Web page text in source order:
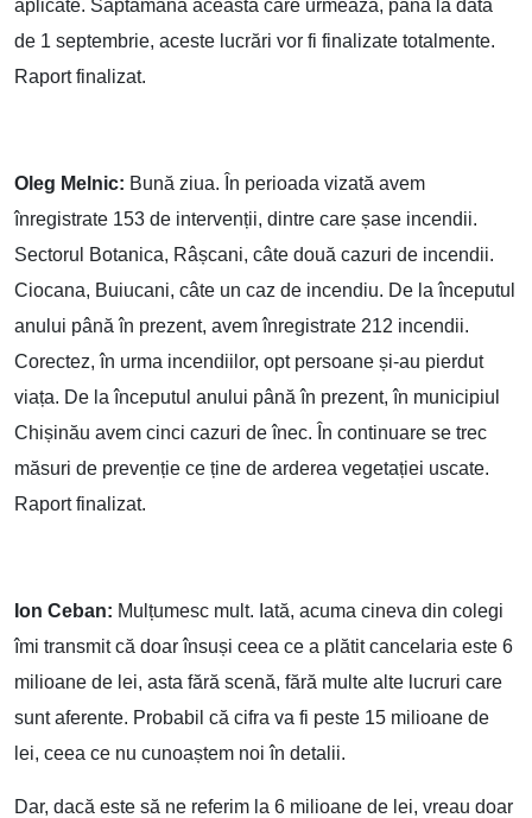
aplicate. Săptămâna aceasta care urmează, până la data
de 1 septembrie, aceste lucrări vor fi finalizate totalmente.
Raport finalizat.
Oleg Melnic: Bună ziua. În perioada vizată avem
înregistrate 153 de intervenții, dintre care șase incendii.
Sectorul Botanica, Râșcani, câte două cazuri de incendii.
Ciocana, Buiucani, câte un caz de incendiu. De la începutul
anului până în prezent, avem înregistrate 212 incendii.
Corectez, în urma incendiilor, opt persoane și-au pierdut
viața. De la începutul anului până în prezent, în municipiul
Chișinău avem cinci cazuri de înec. În continuare se trec
măsuri de prevenție ce ține de arderea vegetației uscate.
Raport finalizat.
Ion Ceban: Mulțumesc mult. Iată, acuma cineva din colegi
îmi transmit că doar însuși ceea ce a plătit cancelaria este 6
milioane de lei, asta fără scenă, fără multe alte lucruri care
sunt aferente. Probabil că cifra va fi peste 15 milioane de
lei, ceea ce nu cunoaștem noi în detalii.
Dar, dacă este să ne referim la 6 milioane de lei, vreau doar